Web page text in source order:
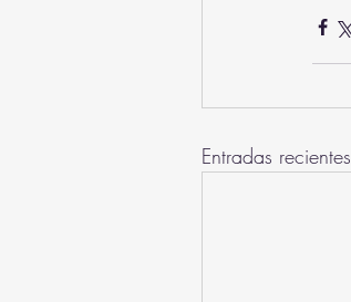
Entradas recientes